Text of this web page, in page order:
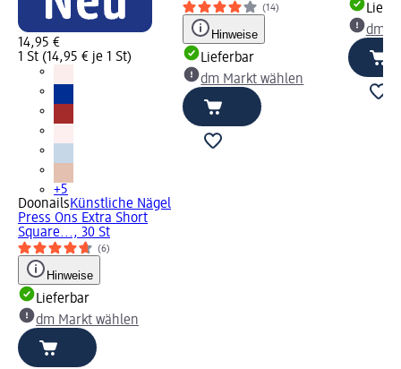
14,95 €
1 St (14,95 € je 1 St)
+5
DoonailsKünstliche Nägel
Press Ons Extra Short
Square..., 30 St
(6)
Hinweise
Lieferbar
dm Markt wählen
(14)
Hinweise
Lieferbar
dm Markt wählen
dm